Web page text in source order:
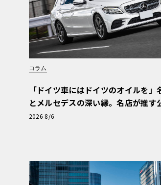
コラム
「ドイツ車にはドイツのオイルを」
とメルセデスの深い縁。名店が推す
と、Cクラスで味わうシルキーな走り
2026 8/6